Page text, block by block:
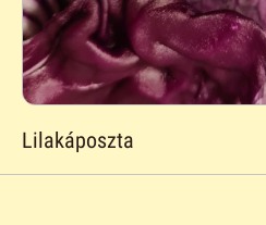
Lilakáposzta